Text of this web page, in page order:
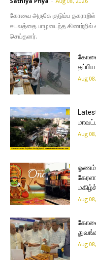
கோவை அருகே குடும்ப
சடலத்தை பாழடைந்த கிணற்றில்
செய்தனர்.
Aug
Aug
ஓணம்
Aug
Aug